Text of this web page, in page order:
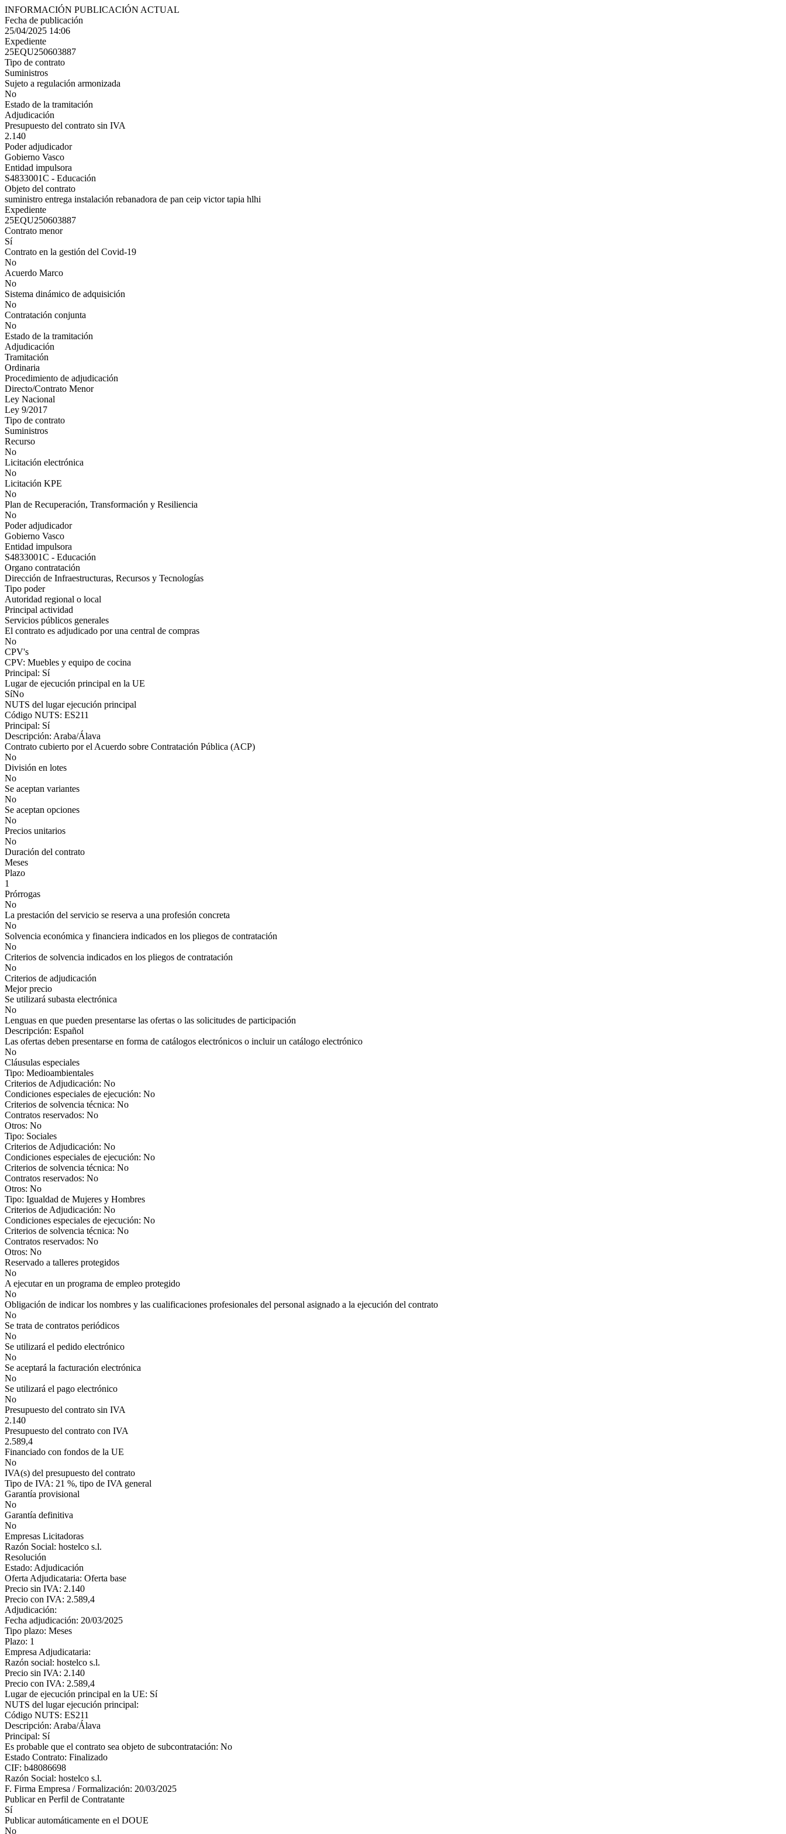
INFORMACIÓN PUBLICACIÓN ACTUAL
Fecha de publicación
25/04/2025 14:06
Expediente
25EQU250603887
Tipo de contrato
Suministros
Sujeto a regulación armonizada
No
Estado de la tramitación
Adjudicación
Presupuesto del contrato sin IVA
2.140
Poder adjudicador
Gobierno Vasco
Entidad impulsora
S4833001C - Educación
Objeto del contrato
suministro entrega instalación rebanadora de pan ceip victor tapia hlhi
Expediente
25EQU250603887
Contrato menor
Sí
Contrato en la gestión del Covid-19
No
Acuerdo Marco
No
Sistema dinámico de adquisición
No
Contratación conjunta
No
Estado de la tramitación
Adjudicación
Tramitación
Ordinaria
Procedimiento de adjudicación
Directo/Contrato Menor
Ley Nacional
Ley 9/2017
Tipo de contrato
Suministros
Recurso
No
Licitación electrónica
No
Licitación KPE
No
Plan de Recuperación, Transformación y Resiliencia
No
Poder adjudicador
Gobierno Vasco
Entidad impulsora
S4833001C - Educación
Organo contratación
Dirección de Infraestructuras, Recursos y Tecnologías
Tipo poder
Autoridad regional o local
Principal actividad
Servicios públicos generales
El contrato es adjudicado por una central de compras
No
CPV's
CPV: Muebles y equipo de cocina
Principal: Sí
Lugar de ejecución principal en la UE
SíNo
NUTS del lugar ejecución principal
Código NUTS: ES211
Principal: Sí
Descripción: Araba/Álava
Contrato cubierto por el Acuerdo sobre Contratación Pública (ACP)
No
División en lotes
No
Se aceptan variantes
No
Se aceptan opciones
No
Precios unitarios
No
Duración del contrato
Meses
Plazo
1
Prórrogas
No
La prestación del servicio se reserva a una profesión concreta
No
Solvencia económica y financiera indicados en los pliegos de contratación
No
Criterios de solvencia indicados en los pliegos de contratación
No
Criterios de adjudicación
Mejor precio
Se utilizará subasta electrónica
No
Lenguas en que pueden presentarse las ofertas o las solicitudes de participación
Descripción: Español
Las ofertas deben presentarse en forma de catálogos electrónicos o incluir un catálogo electrónico
No
Cláusulas especiales
Tipo: Medioambientales
Criterios de Adjudicación: No
Condiciones especiales de ejecución: No
Criterios de solvencia técnica: No
Contratos reservados: No
Otros: No
Tipo: Sociales
Criterios de Adjudicación: No
Condiciones especiales de ejecución: No
Criterios de solvencia técnica: No
Contratos reservados: No
Otros: No
Tipo: Igualdad de Mujeres y Hombres
Criterios de Adjudicación: No
Condiciones especiales de ejecución: No
Criterios de solvencia técnica: No
Contratos reservados: No
Otros: No
Reservado a talleres protegidos
No
A ejecutar en un programa de empleo protegido
No
Obligación de indicar los nombres y las cualificaciones profesionales del personal asignado a la ejecución del contrato
No
Se trata de contratos periódicos
No
Se utilizará el pedido electrónico
No
Se aceptará la facturación electrónica
No
Se utilizará el pago electrónico
No
Presupuesto del contrato sin IVA
2.140
Presupuesto del contrato con IVA
2.589,4
Financiado con fondos de la UE
No
IVA(s) del presupuesto del contrato
Tipo de IVA: 21 %, tipo de IVA general
Garantía provisional
No
Garantía definitiva
No
Empresas Licitadoras
Razón Social: hostelco s.l.
Resolución
Estado: Adjudicación
Oferta Adjudicataria: Oferta base
Precio sin IVA: 2.140
Precio con IVA: 2.589,4
Adjudicación:
Fecha adjudicación: 20/03/2025
Tipo plazo: Meses
Plazo: 1
Empresa Adjudicataria:
Razón social: hostelco s.l.
Precio sin IVA: 2.140
Precio con IVA: 2.589,4
Lugar de ejecución principal en la UE: Sí
NUTS del lugar ejecución principal:
Código NUTS: ES211
Descripción: Araba/Álava
Principal: Sí
Es probable que el contrato sea objeto de subcontratación: No
Estado Contrato: Finalizado
CIF: b48086698
Razón Social: hostelco s.l.
F. Firma Empresa / Formalización: 20/03/2025
Publicar en Perfil de Contratante
Sí
Publicar automáticamente en el DOUE
No